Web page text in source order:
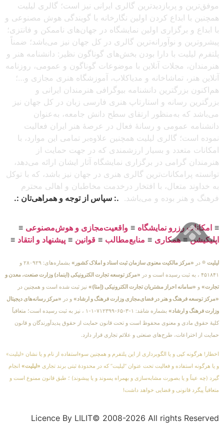
موفق‌ترین و پربازدیدترین گالری ایرانی نیز است؛ گالری لیلیت
همچنین با ابداع کردن اولین نگارخانه با گویندگی هوش مصنوعی و
با ابداع و برگزاری اولین نمایشگاه در جهان‌های ناممکن و فانتزی؛
پیشروترین و نوآورانه‌ترین گالری در کل جهان نیز می‌باشد؛ ضمناً
پلتفرم لیلیت با دارا بودن بخش‌های گوناگون نظیر: دانشنامه هنر و
هنرمندان، مجلات آنلاین با موضوعات گوناگون و عمومی، روزنامه
آنلاین هنر، تماشاخانه و مدیاکلاب، آموزشگاه هنری مجازی و…؛
هم‌اکنون بزرگترین دانشنامه بیوگرافی هنرمندان ایرانی و
بزرگترین رسانه و استارتاپ هنری فارسی زبان در کل جهان نیز
می‌باشد که به‌منظور ارتقای سطح دانش جامعه، به‌عنوان
دانشنامه عمومی و رسانهٔ فعال در عرصهٔ هنر ایران فعالیت
نموده است؛ گالری لیلیت همچنین علاوه‌بر تمامی این موارد، با
امکانات متعدد و بسیار ارزشمندی که در جهت حمایت از
هنرمندان گرامی در برگزاری نمایشگاه آثار ایشان ارائه می‌دهد،
توانسته پرامکانات‌ترین گالری هنری در جهان نیز باشد، که با توکل
به خداوند متعال، با افتخار درخدمت مخاطبان و اهالی محترم
فرهنگ و هنر بوده و می‌باشد. .: سپاس از توجه و همراهی‌تان :.
≡ امکانات رزرو نمایشگاه ≡ واقعیت‌مجازی و هوش‌مصنوعی ≡
اپلیکیشن≡همکاری ≡ منابع‌مطالب ≡ قوانین ≡ پیشنهاد و انتقاد ≡
لیلیت ® در «مرکز مالکیت معنوی سازمان ثبت اسناد و املاک کشور»
بشماره‌های: ۲۸۰۹۲۹ و
۴۵۱۸۴۱ ، به ثبت رسیده است و در
«مرکز توسعه تجارت الکترونیکی (اینماد) وزارت صنعت، معدن و
تجارت» و «سامانه احراز مشتریان تجارت الکترونیکی (اِمتا)» نیز ثبت شده است و همچنین در
«مرکز توسعه فرهنگ و هنر در فضای‌مجازی وزارت فرهنگ و ارشاد» و در «مرکز رسانه‌های دیجیتال
وزارت فرهنگ و ارشاد»
بشماره شامَد: ۱-۳-۶۵-۷۱۲۳۹۹-۱-۱ ، نیز به ثبت رسیده است؛ متعاقباً
کلیهٔ حقوق مادی و معنوی محفوظ است و تحت قانون حمایت از حقوق پدیدآورندگان و قانون
حمایت از اختراعات، طرح‌های صنعتی و علائم تجاری قرار دارد.
اخطار! هرگونه کپی و یا الگوبرداری از این پلتفرم و همچنین سوءاستفاده از نام و یا نشان «لیلیت»
و یا هرگونه استفاده و فعالیت تحت عنوان “لیلیت” که در محدودهٔ ثبتی برند تجاری «لیلیت» انجام
گیرد (چه عیناً و یا بصورت مشابه‌سازی و بهمراه پسوند و یا پیشوند) ؛ طبق قانون ممنوع است و
متعاقباً پیگرد قانونی و قضایی خواهد داشت!
Licence By LILIT© 2008-2026 All rights Reserved